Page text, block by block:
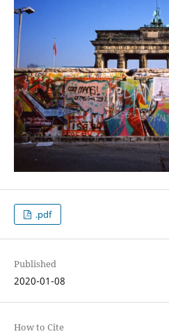
.pdf
Published
2020-01-08
How to Cite